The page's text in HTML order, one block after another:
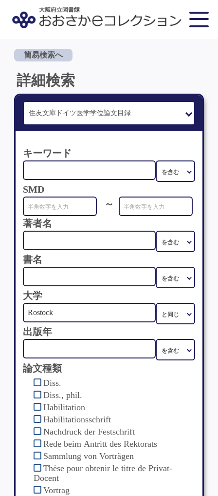
簡易検索へ
詳細検索
キーワード
SMD
～
著者名
書名
大学
出版年
論文種類
Diss.
Diss., phil.
Habilitation
Habilitationsschrift
Nachdruck der Festschrift
Rede beim Antritt des Rektorats
Sammlung von Vorträgen
Thèse pour obtenir le titre de Privat-
Docent
Vortrag